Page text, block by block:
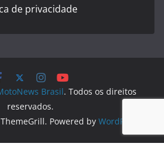
de privacidade
Brasil. Todos os direitos
reservados.
Powered by WordPress